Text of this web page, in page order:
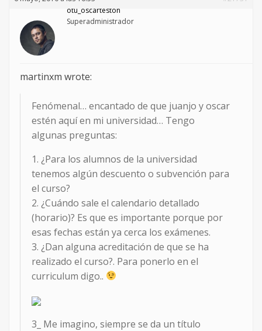
otu_oscarteston
Superadministrador
martinxm wrote:
Fenómenal… encantado de que juanjo y oscar
estén aquí en mi universidad… Tengo
algunas preguntas:
1. ¿Para los alumnos de la universidad
tenemos algún descuento o subvención para
el curso?
2. ¿Cuándo sale el calendario detallado
(horario)? Es que es importante porque por
esas fechas están ya cerca los exámenes.
3. ¿Dan alguna acreditación de que se ha
realizado el curso?. Para ponerlo en el
curriculum digo..
3_ Me imagino, siempre se da un título